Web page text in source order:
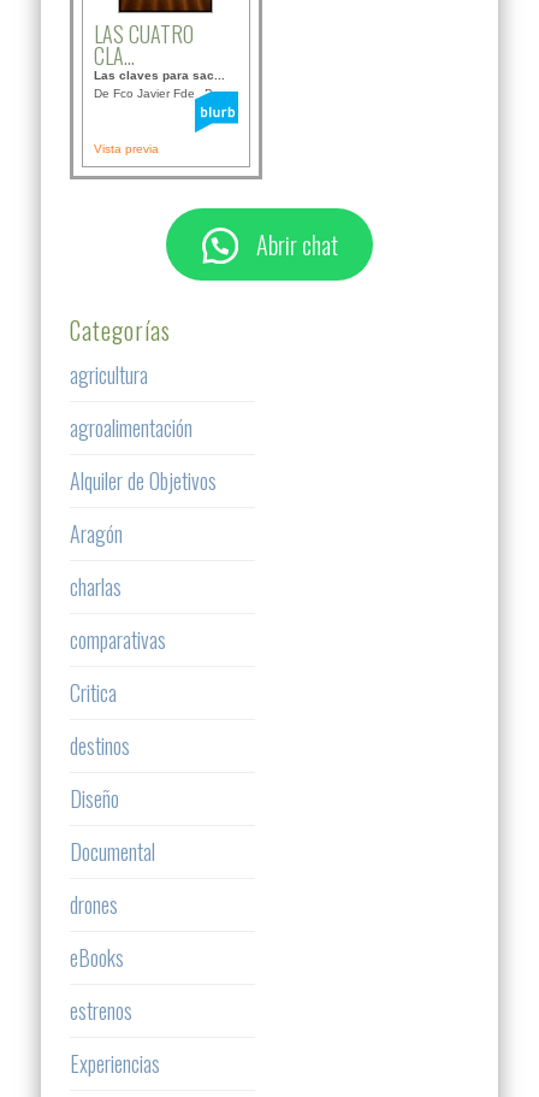
LAS CUATRO
CLA...
Las claves para sac...
De Fco Javier Fdez B...
Vista previa
Abrir chat
Categorías
agricultura
agroalimentación
Alquiler de Objetivos
Aragón
charlas
comparativas
Critica
destinos
Diseño
Documental
drones
eBooks
estrenos
Experiencias